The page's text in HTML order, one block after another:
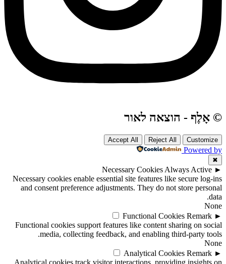
© אָלֶף - הוצאה לאור
Customize
Reject All
Accept All
Powered by
✖
►
Necessary Cookies Always Active
Necessary cookies enable essential site features like secure log-ins
and consent preference adjustments. They do not store personal
data.
None
►
Functional Cookies Remark
Functional cookies support features like content sharing on social
media, collecting feedback, and enabling third-party tools.
None
►
Analytical Cookies Remark